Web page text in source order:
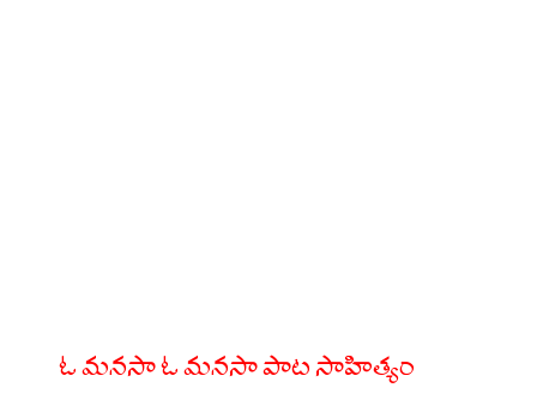
ఓ మనసా ఓ మనసా పాట సాహిత్యం